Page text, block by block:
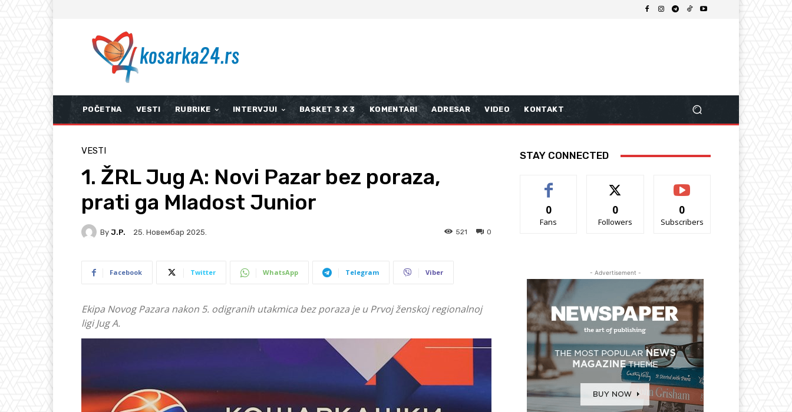
POČETNA VESTI RUBRIKE INTERVJUI BASKET 3 X 3 KOMENTARI ADRESAR VIDEO KONTAKT
VESTI
1. ŽRL Jug A: Novi Pazar bez poraza,
prati ga Mladost Junior
By J.P. 25. Новембар 2025. 0
521
Facebook Twitter WhatsApp Telegram Viber
Ekipa Novog Pazara nakon 5. odigranih utakmica bez poraza je u Prvoj ženskoj regionalnoj
ligi Jug A.
STAY CONNECTED
0
Fans
0
Followers
0
Subscribers
- Advertisement -